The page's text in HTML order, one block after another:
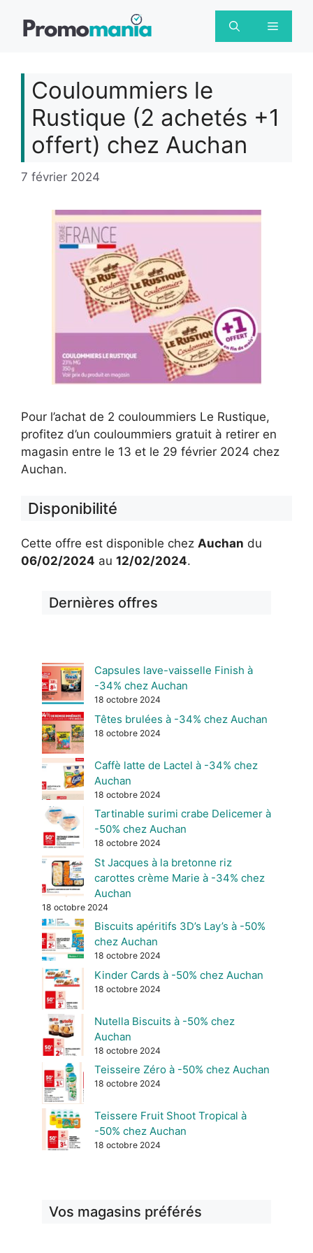
Menu
Couloummiers le
Rustique (2 achetés +1
offert) chez Auchan
7 février 2024
Pour l’achat de 2 couloummiers Le Rustique,
profitez d’un couloummiers gratuit à retirer en
magasin entre le 13 et le 29 février 2024 chez
Auchan.
Disponibilité
Cette offre est disponible chez Auchan du
06/02/2024 au 12/02/2024.
Dernières offres
Capsules lave-vaisselle Finish à
-34% chez Auchan
18 octobre 2024
Têtes brulées à -34% chez Auchan
18 octobre 2024
Caffè latte de Lactel à -34% chez
Auchan
18 octobre 2024
Tartinable surimi crabe Delicemer à
-50% chez Auchan
18 octobre 2024
St Jacques à la bretonne riz
carottes crème Marie à -34% chez
Auchan
18 octobre 2024
Biscuits apéritifs 3D’s Lay’s à -50%
chez Auchan
18 octobre 2024
Kinder Cards à -50% chez Auchan
18 octobre 2024
Nutella Biscuits à -50% chez
Auchan
18 octobre 2024
Teisseire Zéro à -50% chez Auchan
18 octobre 2024
Teissere Fruit Shoot Tropical à
-50% chez Auchan
18 octobre 2024
Vos magasins préférés